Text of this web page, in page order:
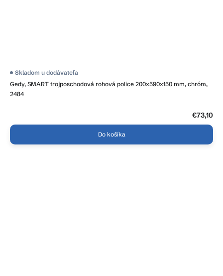
Gedy, SMART trojposchodová rohová police 200x590x150 mm, chróm,
2484
Skladom u dodávateľa
€73,10
Do košíka